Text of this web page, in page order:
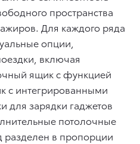
пространства
Для каждого ряда
опции,
включая
ящик с функцией
с интегрированными
для зарядки гаджетов
потолочные
разделен в пропорции